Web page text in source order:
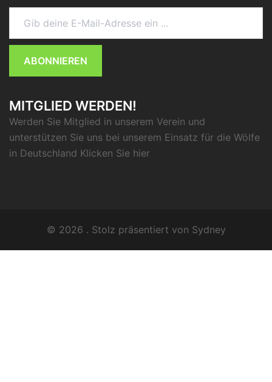
Gib deine E-Mail-Adresse ein ...
ABONNIEREN
MITGLIED WERDEN!
Werden Sie Mitglied in unserem Verein und
unterstützen Sie uns bei unserem Einsatz für die Wölfe
in Deutschland Klicken Sie hier
© 2026 . Stolz präsentiert von Sydney